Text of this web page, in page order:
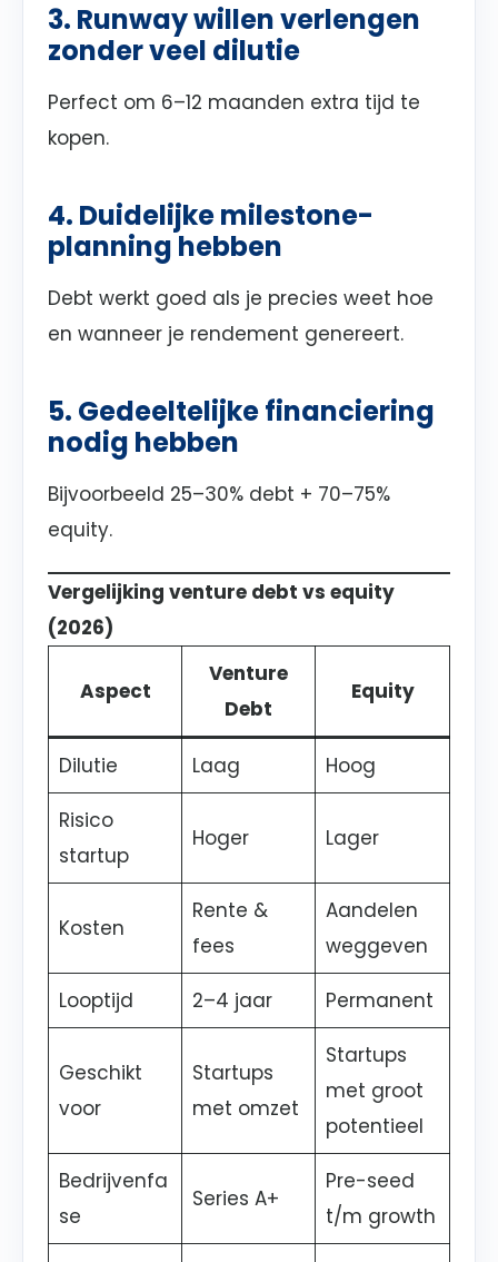
3. Runway willen verlengen
zonder veel dilutie
Perfect om 6–12 maanden extra tijd te
kopen.
4. Duidelijke milestone-
planning hebben
Debt werkt goed als je precies weet hoe
en wanneer je rendement genereert.
5. Gedeeltelijke financiering
nodig hebben
Bijvoorbeeld 25–30% debt + 70–75%
equity.
Vergelijking venture debt vs equity
(2026)
Aspect
Venture
Debt
Equity
Dilutie Laag Hoog
Risico
startup
Hoger Lager
Kosten
Rente &
fees
Aandelen
weggeven
Looptijd 2–4 jaar Permanent
Geschikt
voor
Startups
met omzet
Startups
met groot
potentieel
Bedrijvenfa
se
Series A+
Pre-seed
t/m growth